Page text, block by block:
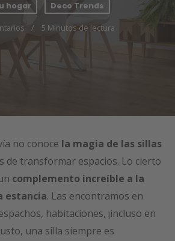
hogar Deco Trends
5 Minutos de lectura
no conoce la magia de las sillas
de transformar espacios. Lo cierto
complemento increíble a la
estancia. Las encontramos en
habitaciones, ¡incluso en
una silla siempre es